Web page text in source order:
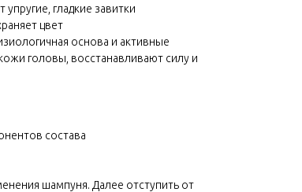
гладкие завитки
цвет
основа и активные
головы, восстанавливают силу и
состава
шампуня. Далее отступить от